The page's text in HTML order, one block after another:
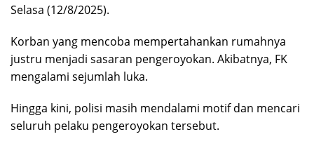
Selasa (12/8/2025).
Korban yang mencoba mempertahankan rumahnya
justru menjadi sasaran pengeroyokan. Akibatnya, FK
mengalami sejumlah luka.
Hingga kini, polisi masih mendalami motif dan mencari
seluruh pelaku pengeroyokan tersebut.